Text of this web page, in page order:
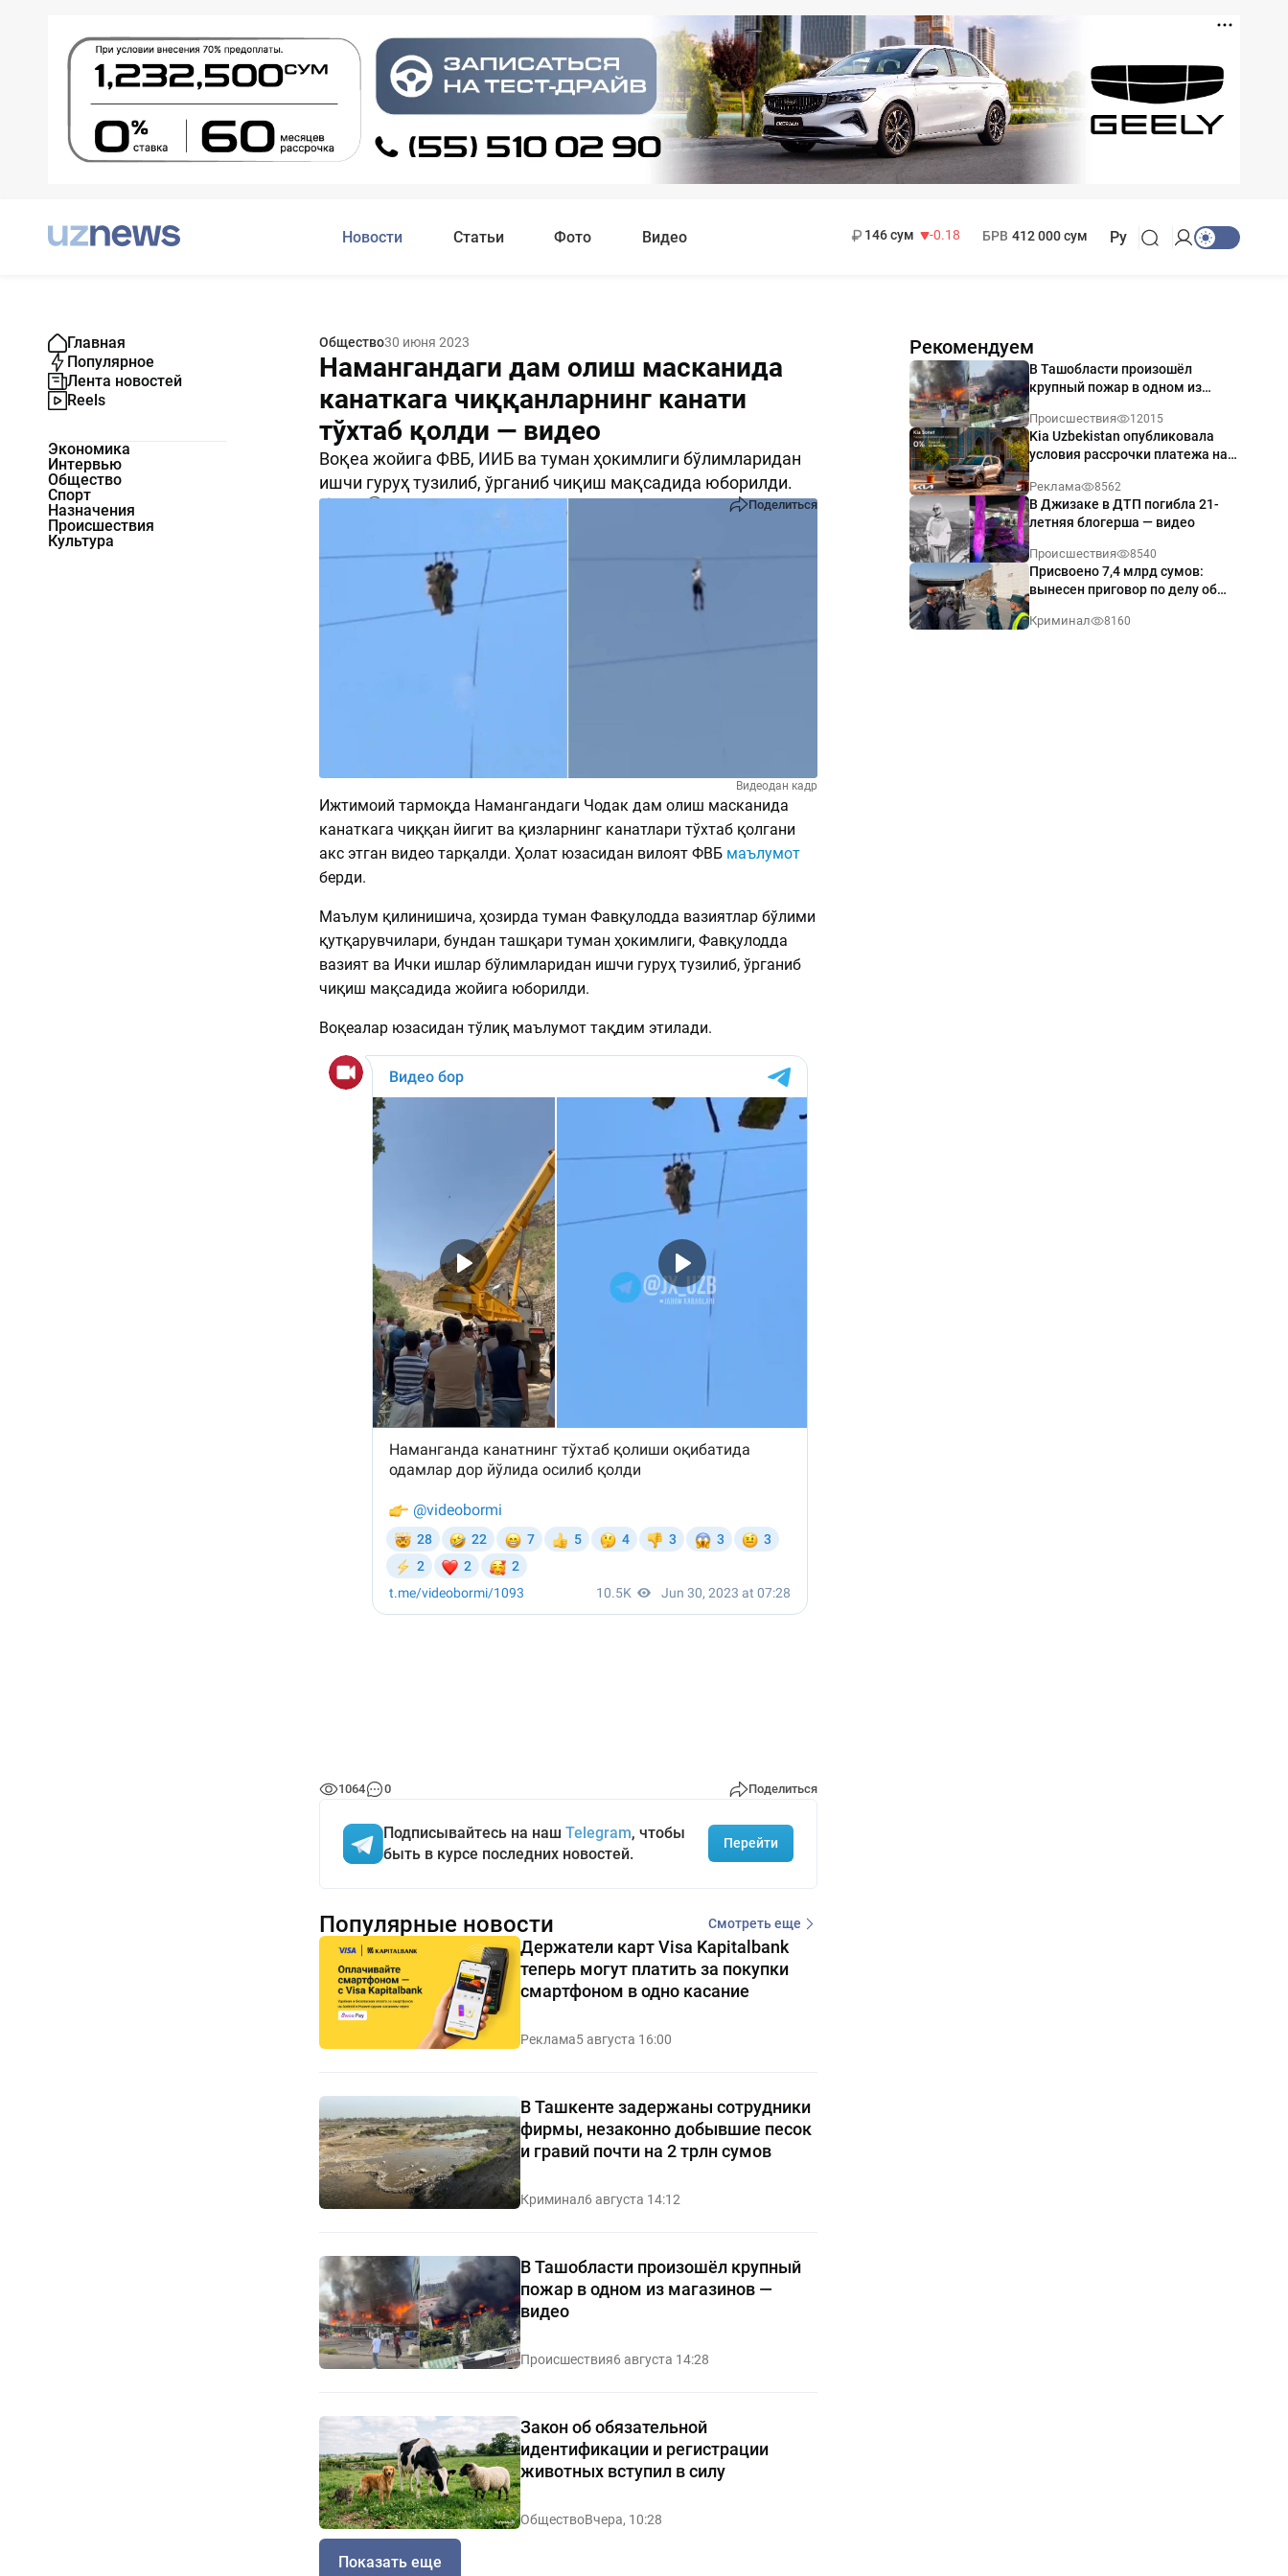
Новости Статьи Фото Видео
146 сум
-0.18
БРВ 412 000 сум Ру
Главная
Популярное
Лента новостей
Reels
Экономика
Интервью
Общество
Спорт
Назначения
Происшествия
Культура
Общество30 июня 2023
Намангандаги дам олиш масканида
канаткага чиққанларнинг канати
тўхтаб қолди — видео
Воқеа жойига ФВБ, ИИБ ва туман ҳокимлиги бўлимларидан
ишчи гуруҳ тузилиб, ўрганиб чиқиш мақсадида юборилди.
Поделиться
Видеодан кадр
Ижтимоий тармоқда Намангандаги Чодак дам олиш масканида
канаткага чиққан йигит ва қизларнинг канатлари тўхтаб қолгани
акс этган видео тарқалди. Ҳолат юзасидан вилоят ФВБ маълумот
берди.
Маълум қилинишича, ҳозирда туман Фавқулодда вазиятлар бўлими
қутқарувчилари, бундан ташқари туман ҳокимлиги, Фавқулодда
вазият ва Ички ишлар бўлимларидан ишчи гуруҳ тузилиб, ўрганиб
чиқиш мақсадида жойига юборилди.
Воқеалар юзасидан тўлиқ маълумот тақдим этилади.
1064 0 Поделиться
Подписывайтесь на наш Telegram, чтобы
быть в курсе последних новостей.
Перейти
Рекомендуем
В Ташобласти произошёл
крупный пожар в одном из
Происшествия 12015
Kia Uzbekistan опубликовала
условия рассрочки платежа на
годовых
Реклама 8562
В Джизаке в ДТП погибла 21-
летняя блогерша — видео
Происшествия 8540
Присвоено 7,4 млрд сумов:
вынесен приговор по делу об
Ташкенте
Криминал 8160
Популярные новости Смотреть еще
Держатели карт Visa Kapitalbank
теперь могут платить за покупки
смартфоном в одно касание
Реклама5 августа 16:00
В Ташкенте задержаны сотрудники
фирмы, незаконно добывшие песок
и гравий почти на 2 трлн сумов
Криминал6 августа 14:12
В Ташобласти произошёл крупный
пожар в одном из магазинов —
видео
Происшествия6 августа 14:28
Закон об обязательной
идентификации и регистрации
животных вступил в силу
ОбществоВчера, 10:28
Показать еще